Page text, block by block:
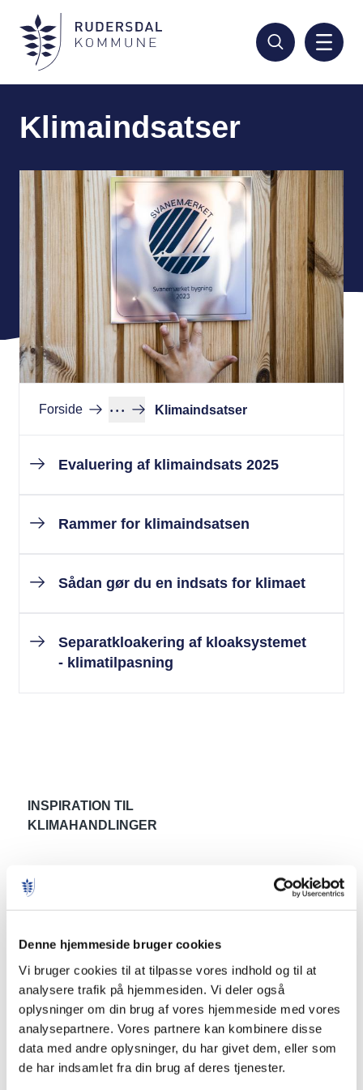
Denne hjemmeside bruger cookies
Vi bruger cookies til at tilpasse vores indhold og til at
analysere trafik på hjemmesiden. Vi deler også
oplysninger om din brug af vores hjemmeside med vores
analysepartnere. Vores partnere kan kombinere disse
data med andre oplysninger, du har givet dem, eller som
de har indsamlet fra din brug af deres tjenester.
hovedindhold
Klimaindsatser
Forside ··· Klimaindsatser
Evaluering af klimaindsats 2025
Rammer for klimaindsatsen
Sådan gør du en indsats for klimaet
Separatkloakering af kloaksystemet
- klimatilpasning
INSPIRATION TIL
KLIMAHANDLINGER